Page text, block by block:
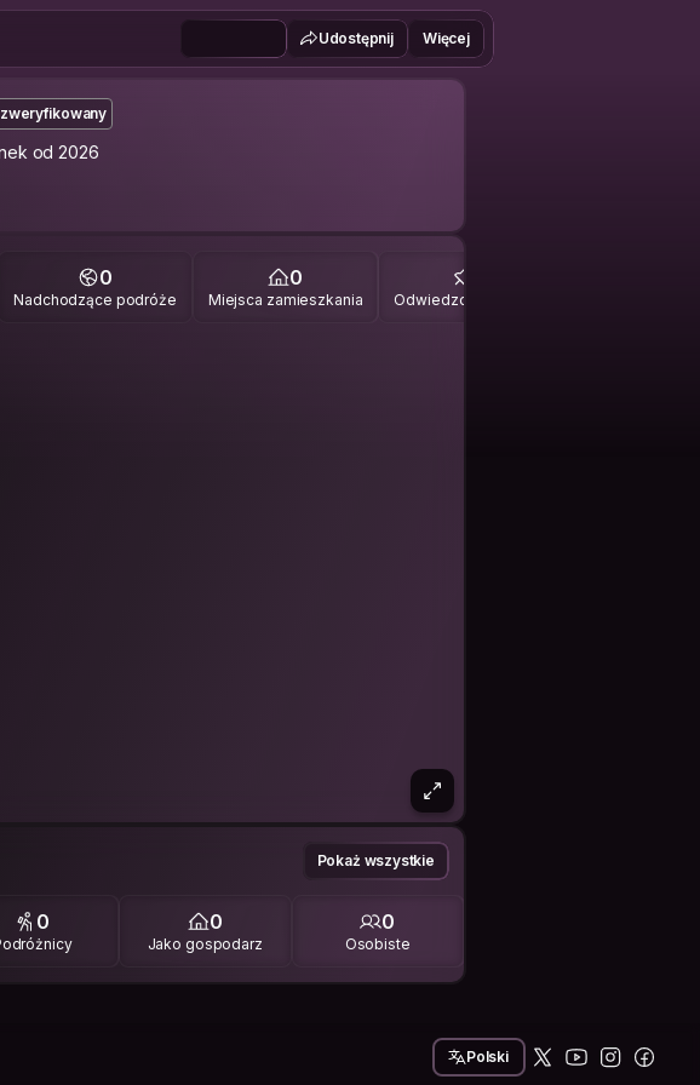
Udostępnij Więcej
od 2026
0
Nadchodzące podróże
0
Miejsca zamieszkania Odwiedzone miejsca
Pokaż wszystkie
0 0
Jako gospodarz
0
Osobiste
Polski